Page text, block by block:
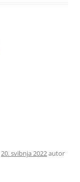
20. svibnja 2022autor